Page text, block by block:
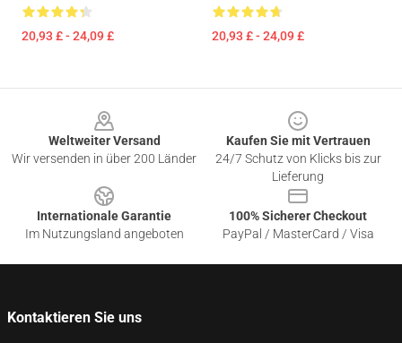
20,93 £ - 24,09 £ 20,93 £ - 24,09 £
Weltweiter Versand
Wir versenden in über 200 Länder
Kaufen Sie mit Vertrauen
24/7 Schutz von Klicks bis zur
Lieferung
Internationale Garantie
Im Nutzungsland angeboten
100% Sicherer Checkout
PayPal / MasterCard / Visa
Kontaktieren Sie uns